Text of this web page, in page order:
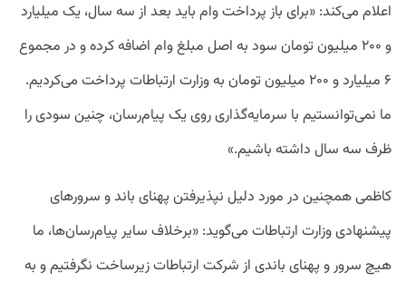
اعلام می‌کند: «برای باز پرداخت وام باید بعد از سه سال، یک میلیارد
و ۲۰۰ میلیون تومان سود به اصل مبلغ وام اضافه کرده و در مجموع
۶ میلیارد و ۲۰۰ میلیون تومان به وزارت ارتباطات پرداخت می‌کردیم.
ما نمی‌توانستیم با سرمایه‌گذاری روی یک پیام‌رسان، چنین سودی را
ظرف سه سال داشته باشیم.»
کاظمی همچنین در مورد دلیل نپذیرفتن پهنای باند و سرورهای
پیشنهادی وزارت ارتباطات می‌گوید: «برخلاف سایر پیام‌رسان‌ها، ما
هیچ سرور و پهنای باندی از شرکت ارتباطات زیرساخت نگرفتیم و به